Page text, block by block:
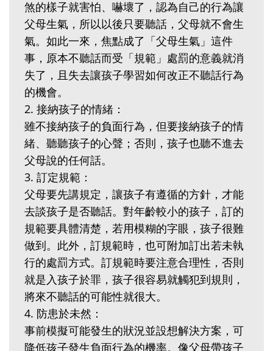
煞的樣子就害怕、嚇壞了，認為自己的行為讓
父母生氣，所以以後只要聽話，父母就不會生
氣。如此一來，焦點成了「父母生氣」這件
事，原本不聽話而受「規範」處罰的意義就消
失了，且失去讓孩子學習如何改正不聽話行為
的機會。
2. 接納孩子的情緒：
雖不接納孩子的負面行為，但要接納孩子的情
緒、聽聽孩子的心聲；否則，孩子也聽不進去
父母說的任何話。
3. 訂定規範：
父母要先講規定，讓孩子有遵循的方針，才能
去談孩子是否聽話。對年齡較小的孩子，訂的
規範要具體清楚，若用模糊的字眼，孩子很難
做到。此外，訂規範時，也可附加訂出若未執
行的處罰方式。訂規範時要注意合理性，否則
就是入孩子於罪，孩子很容易就觸犯到規則，
將來不聽話的可能性就很大。
4. 防患於未然：
事前模擬可能發生的狀況並設想解決方案，可
降低孩子發生負面行為的機率。像父母帶孩子